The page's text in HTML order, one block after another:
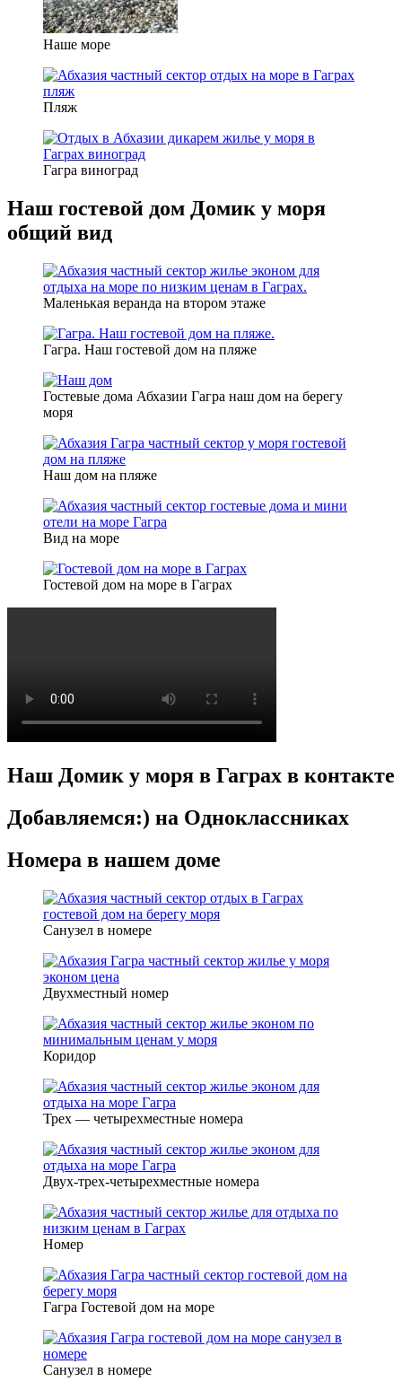
Наше море
Пляж
Гагра виноград
Наш гостевой дом Домик у моря
общий вид
Маленькая веранда на втором этаже
Гагра. Наш гостевой дом на пляже
Гостевые дома Абхазии Гагра наш дом на берегу
моря
Наш дом на пляже
Вид на море
Гостевой дом на море в Гаграх
Наш Домик у моря в Гаграх в контакте
Добавляемся:) на Одноклассниках
Номера в нашем доме
Санузел в номере
Двухместный номер
Коридор
Трех — четырехместные номера
Двух-трех-четырехместные номера
Номер
Гагра Гостевой дом на море
Санузел в номере